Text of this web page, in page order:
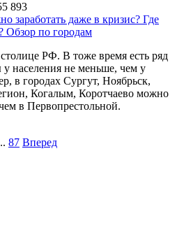
893
РФ. В тоже время есть ряд
у населения не меньше, чем у
в городах Сургут, Ноябрьск,
Когалым, Коротчаево можно
в Первопрестольной.
87 Вперед